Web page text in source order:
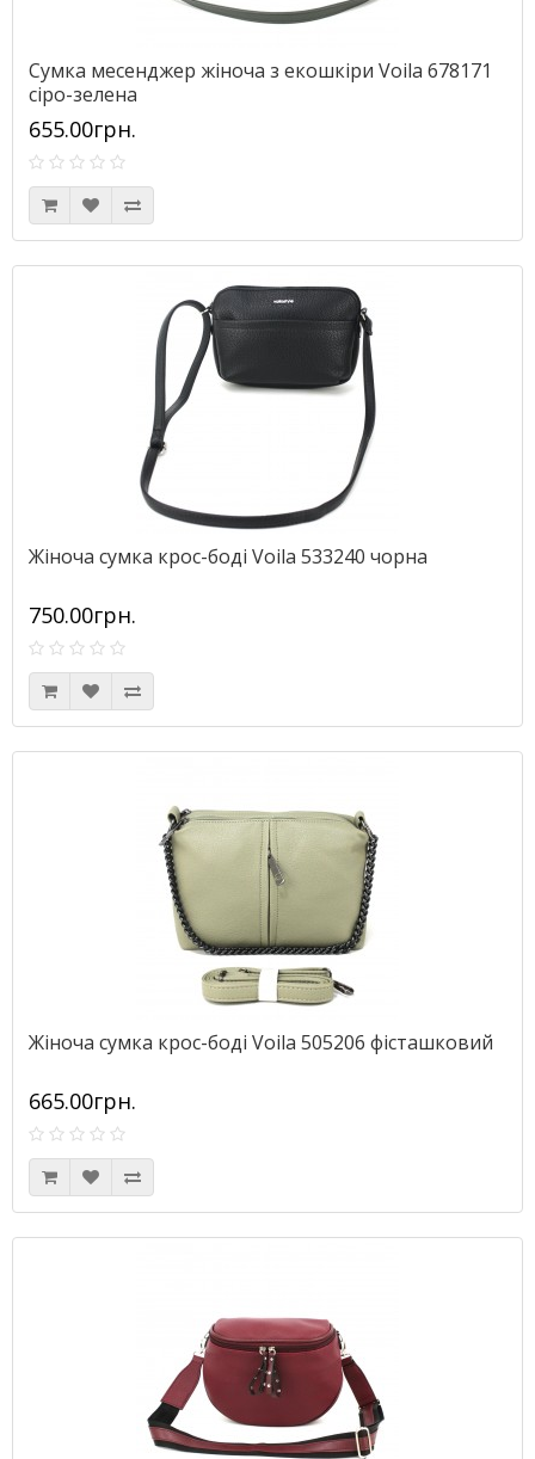
Сумка месенджер жіноча з екошкіри Voila 678171
сіро-зелена
655.00грн.
Жіноча сумка крос-боді Voila 533240 чорна
750.00грн.
Жіноча сумка крос-боді Voila 505206 фісташковий
665.00грн.